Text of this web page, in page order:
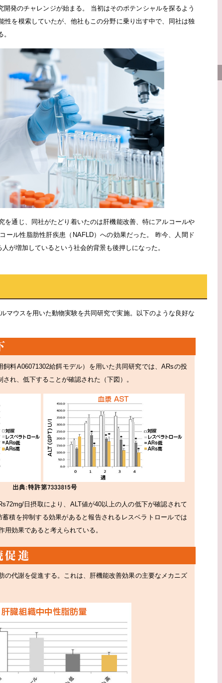
開発のチャレンジが始まる。 当初はそのポテンシャルを探るよう
性を模索していたが、他社もこの分野に乗り出す中で、同社は独
を通じ、同社がたどり着いたのは肝機能改善、特にアルコールや
ール性脂肪性肝疾患（NAFLD）への効果だった。 昨今、人間ド
が増加しているという社会的背景も後押しになった。
マウスを用いた動物実験を共同研究で実施。以下のような良好な
飼料A06071302給餌モデル）を用いた共同研究では、ARsの投
れ、低下することが確認された（下図）。
日摂取により、ALT値が40以上の人の低下が確認されて
積を抑制する効果があると報告されるレスベラトロールでは
効果であると考えられている。
の代謝を促進する。これは、肝機能改善効果の主要なメカニズ